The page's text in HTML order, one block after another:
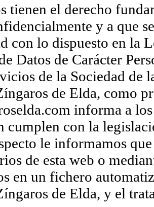
tienen el derecho
y a que
con lo dispuesto en la
Datos de Carácter
de la Sociedad
de Elda, como
informa a
cumplen con la
le informamos
de esta web o
en un fichero
de Elda, y el